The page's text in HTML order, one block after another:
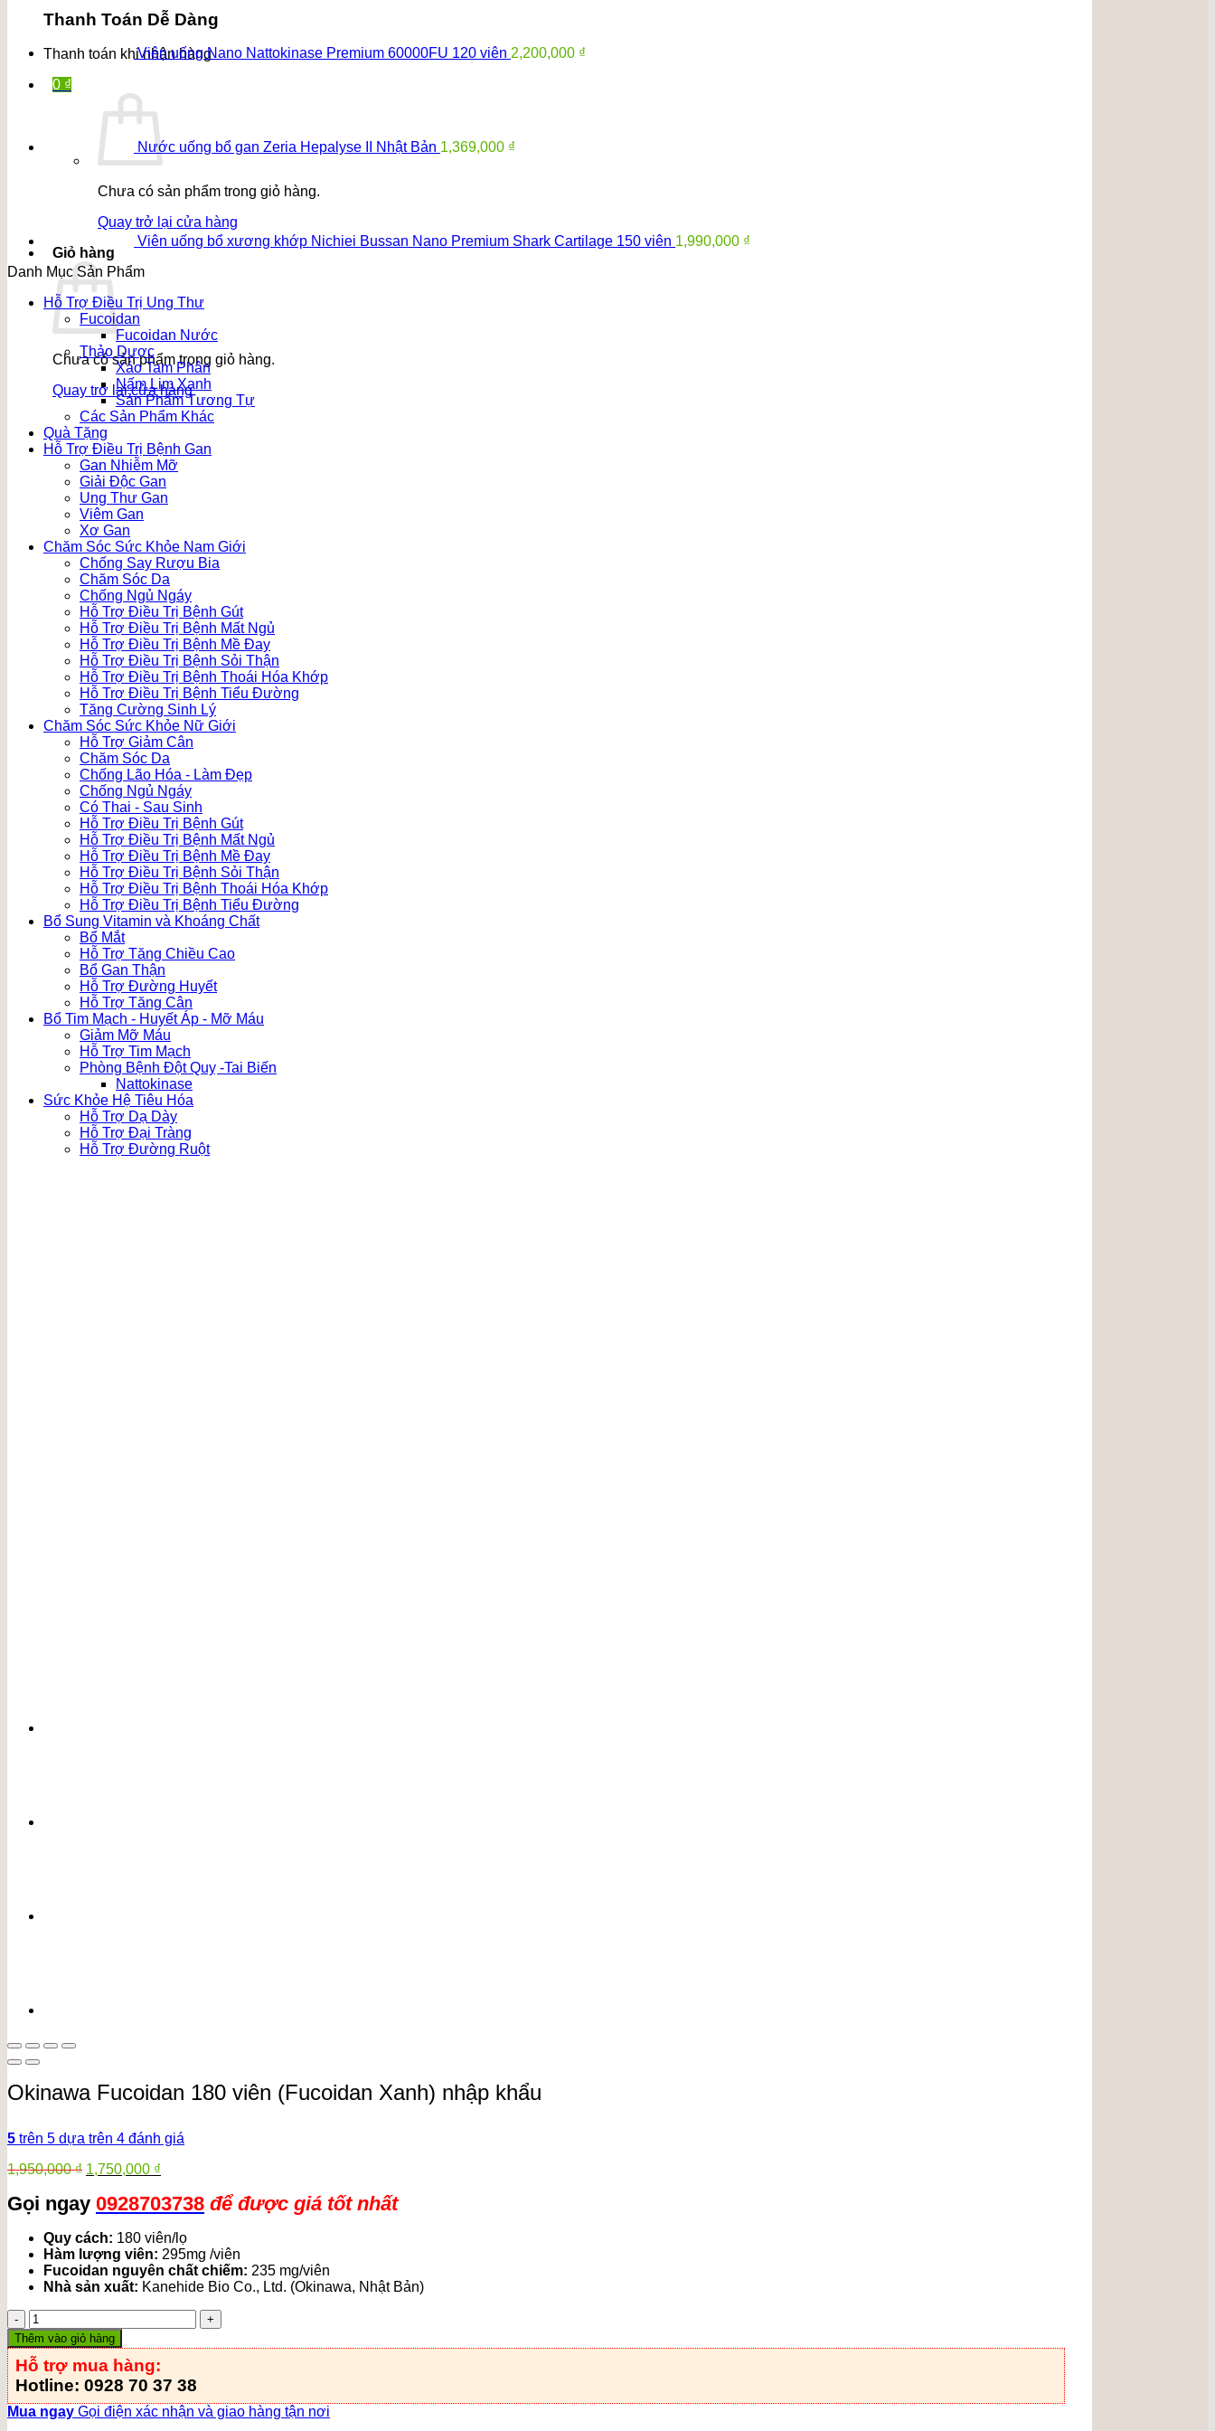
Thanh Toán Dễ Dàng
Thanh toán khi nhận hàng
0 ₫
Chưa có sản phẩm trong giỏ hàng.
Quay trở lại cửa hàng
Giỏ hàng
Chưa có sản phẩm trong giỏ hàng.
Quay trở lại cửa hàng
Viên uống Nano Nattokinase Premium 60000FU 120 viên 2,200,000 ₫
Nước uống bổ gan Zeria Hepalyse II Nhật Bản 1,369,000 ₫
Viên uống bổ xương khớp Nichiei Bussan Nano Premium Shark Cartilage 150 viên 1,990,000 ₫
Danh Mục Sản Phẩm
Hỗ Trợ Điều Trị Ung Thư
Fucoidan
Fucoidan Nước
Thảo Dược
Xáo Tam Phân
Nấm Lim Xanh
Sản Phẩm Tương Tự
Các Sản Phẩm Khác
Quà Tặng
Hỗ Trợ Điều Trị Bệnh Gan
Gan Nhiễm Mỡ
Giải Độc Gan
Ung Thư Gan
Viêm Gan
Xơ Gan
Chăm Sóc Sức Khỏe Nam Giới
Chống Say Rượu Bia
Chăm Sóc Da
Chống Ngủ Ngáy
Hỗ Trợ Điều Trị Bệnh Gút
Hỗ Trợ Điều Trị Bệnh Mất Ngủ
Hỗ Trợ Điều Trị Bệnh Mề Đay
Hỗ Trợ Điều Trị Bệnh Sỏi Thận
Hỗ Trợ Điều Trị Bệnh Thoái Hóa Khớp
Hỗ Trợ Điều Trị Bệnh Tiểu Đường
Tăng Cường Sinh Lý
Chăm Sóc Sức Khỏe Nữ Giới
Hỗ Trợ Giảm Cân
Chăm Sóc Da
Chống Lão Hóa - Làm Đẹp
Chống Ngủ Ngáy
Có Thai - Sau Sinh
Hỗ Trợ Điều Trị Bệnh Gút
Hỗ Trợ Điều Trị Bệnh Mất Ngủ
Hỗ Trợ Điều Trị Bệnh Mề Đay
Hỗ Trợ Điều Trị Bệnh Sỏi Thận
Hỗ Trợ Điều Trị Bệnh Thoái Hóa Khớp
Hỗ Trợ Điều Trị Bệnh Tiểu Đường
Bổ Sung Vitamin và Khoáng Chất
Bổ Mắt
Hỗ Trợ Tăng Chiều Cao
Bổ Gan Thận
Hỗ Trợ Đường Huyết
Hỗ Trợ Tăng Cân
Bổ Tim Mạch - Huyết Áp - Mỡ Máu
Giảm Mỡ Máu
Hỗ Trợ Tim Mạch
Phòng Bệnh Đột Quỵ -Tai Biến
Nattokinase
Sức Khỏe Hệ Tiêu Hóa
Hỗ Trợ Dạ Dày
Hỗ Trợ Đại Tràng
Hỗ Trợ Đường Ruột
Okinawa Fucoidan 180 viên (Fucoidan Xanh) nhập khẩu
5 trên 5 dựa trên 4 đánh giá
1,950,000₫ Giá
là:
1,950,000 ₫.
1,750,000 ₫
tại
là:
1,750,000 ₫.
Gọi ngay 0928703738 để được giá tốt nhất
Quy cách: 180 viên/lọ
Hàm lượng viên: 295mg /viên
Fucoidan nguyên chất chiếm: 235 mg/viên
Nhà sản xuất: Kanehide Bio Co., Ltd. (Okinawa, Nhật Bản)
Okinawa
Fucoidan
180
viên
(Fucoidan
nhập
Thêm vào giỏ hàng
Hỗ trợ mua hàng:
Hotline: 0928 70 37 38
Mua ngay Gọi điện xác nhận và giao hàng tận nơi